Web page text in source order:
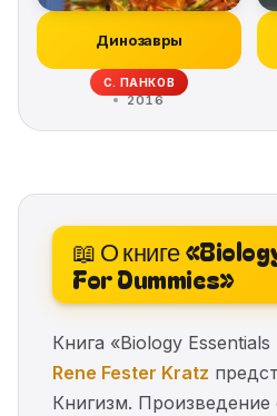
Динозавры
С. ПАНКОВ
2016
📖 О книге
For Dummies»
Книга «Biology
Rene Fester Kratz
Книгизм. Произведение